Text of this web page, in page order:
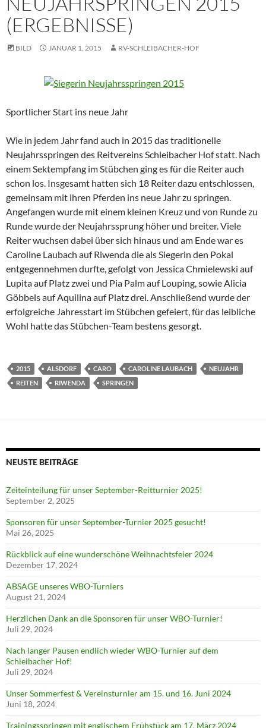
(ERGEBNISSE)
BILD JANUAR 1, 2015 RV-SCHLEIBACHER-HOF
Sportlicher Start ins neue Jahr
Wie in jedem Jahr fand auch in 2015 das traditionelle
Neujahrsspringen des Reitvereins Schleibacher Hof statt. Nach
einem Sektempfang im Stübchen ging es für die Reiter auch
schon los. Insgesamt hatten sich 18 Reiter dazu entschlossen,
gemeinsam mit ihren Pferden ins neue Jahr zu springen.
Angefangen wurde mit einem kleinen Kreuz und von Runde zu
Runde wurde der Neujahrssprung höher und breiter. Viele
Reiter wuchsen dabei über sich hinaus und am Ende war es
Caroline Laubach auf Riwenda die als Siegerin den Pokal
entgegennehmen durfte, gefolgt von Jessica Chmielewski auf
Lupita auf Platz zwei und Pia Palm auf Louping, sowie Alicia
Göbbels auf Aquilina auf Platz drei. Anschließend wurde der
erfolgreiche Jahresstart im Stübchen gefeiert, für das leibliche
Wohl hatte das Stübchen-Team bestens gesorgt.
2015 ALSDORF CARO CAROLINE LAUBACH
NEUJAHR
REITEN
RIWENDA SPRINGEN
NEUSTE BEITRÄGE
Zeiteinteilung für unser September-Reitturnier 2025!
September 2, 2025
Sponsoren für unser September-Turnier 2025 gesucht!
Mai 26, 2025
Rückblick auf eine wunderschöne Weihnachtsfeier 2024
Dezember 17, 2024
ABSAGE unseres WBO-Turniers
August 21, 2024
Herzlichen Dank an die Sponsoren für unser WBO-Turnier!
Juli 29, 2024
Nach langer Pausen endlich wieder WBO-Turnier auf dem
Schleibacher Hof!
Juli 29, 2024
Unser Sommerfest & Vereinsturnier am 15. und 16. Juni 2024
Juni 18, 2024
Trainingsspringen mit englischem Frühstück am 17. März 2024